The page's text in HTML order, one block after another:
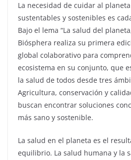
La necesidad de cuidar al
sustentables y sostenibles es
Bajo el lema “La salud del
Biósphera realiza su primera
global colaborativo para
ecosistema en su conjunto, que
la salud de todos desde tres
Agricultura, conservación y
buscan encontrar soluciones
más sano y sostenible.
La salud en el planeta es el
equilibrio. La salud humana y la